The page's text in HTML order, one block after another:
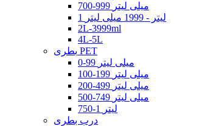
700-999 میلی لیتر
1 لیتر - 1999 میلی لیتر
2L-3999ml
4L-5L
بطری PET
0-99 میلی لیتر
100-199 میلی لیتر
200-499 میلی لیتر
500-749 میلی لیتر
750-1 لیتر
درب بطری